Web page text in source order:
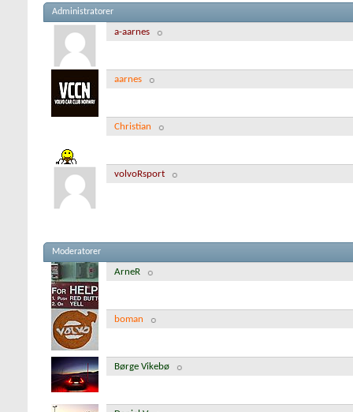
Administratorer
a-aarnes
aarnes
Christian
volvoRsport
Moderatorer
ArneR
boman
Børge Vikebø